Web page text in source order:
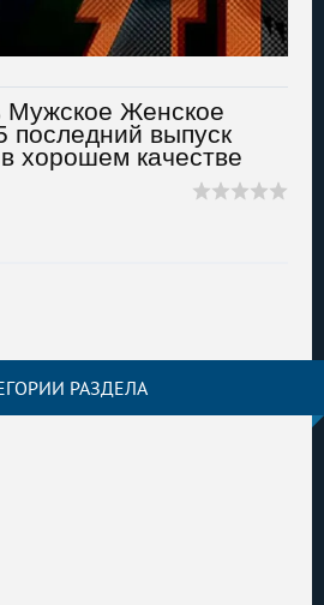
Мужское Женское
последний выпуск
хорошем качестве
РАЗДЕЛА